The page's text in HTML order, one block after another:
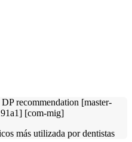
más utilizada por dentistas